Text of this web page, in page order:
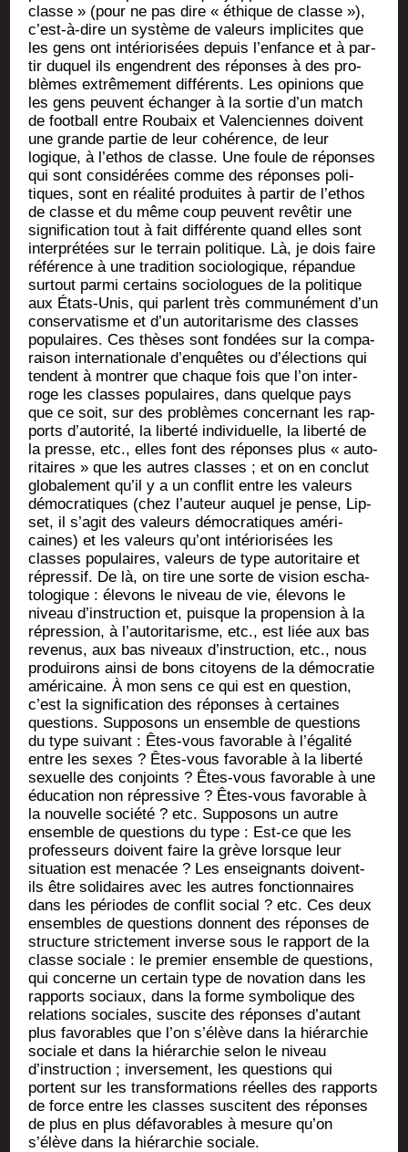
classe » (pour ne pas dire « éthique de classe »),
c’est-à-dire un sys­tème de valeurs impli­cites que
les gens ont inté­rio­ri­sées depuis l’enfance et à par­
tir duquel ils engendrent des réponses à des pro­
blèmes extrê­me­ment dif­fé­rents. Les opi­nions que
les gens peuvent échan­ger à la sor­tie d’un match
de foot­ball entre Rou­baix et Valen­ciennes doivent
une grande par­tie de leur cohé­rence, de leur
logique, à l’ethos de classe. Une foule de réponses
qui sont consi­dé­rées comme des réponses poli­
tiques, sont en réa­li­té pro­duites à par­tir de l’ethos
de classe et du même coup peuvent revê­tir une
signi­fi­ca­tion tout à fait dif­fé­rente quand elles sont
inter­pré­tées sur le ter­rain poli­tique. Là, je dois faire
réfé­rence à une tra­di­tion socio­lo­gique, répan­due
sur­tout par­mi cer­tains socio­logues de la poli­tique
aux États-Unis, qui parlent très com­mu­né­ment d’un
conser­va­tisme et d’un auto­ri­ta­risme des classes
popu­laires. Ces thèses sont fon­dées sur la com­pa­
rai­son inter­na­tio­nale d’enquêtes ou d’élections qui
tendent à mon­trer que chaque fois que l’on inter­
roge les classes popu­laires, dans quelque pays
que ce soit, sur des pro­blèmes concer­nant les rap­
ports d’autorité, la liber­té indi­vi­duelle, la liber­té de
la presse, etc., elles font des réponses plus « auto­
ri­taires » que les autres classes ; et on en conclut
glo­ba­le­ment qu’il y a un conflit entre les valeurs
démo­cra­tiques (chez l’auteur auquel je pense, Lip­
set, il s’agit des valeurs démo­cra­tiques amé­ri­
caines) et les valeurs qu’ont inté­rio­ri­sées les
classes popu­laires, valeurs de type auto­ri­taire et
répres­sif. De là, on tire une sorte de vision escha­
to­lo­gique : éle­vons le niveau de vie, éle­vons le
niveau d’instruction et, puisque la pro­pen­sion à la
répres­sion, à l’autoritarisme, etc., est liée aux bas
reve­nus, aux bas niveaux d’instruction, etc., nous
pro­dui­rons ain­si de bons citoyens de la démo­cra­tie
amé­ri­caine. À mon sens ce qui est en ques­tion,
c’est la signi­fi­ca­tion des réponses à cer­taines
ques­tions. Sup­po­sons un ensemble de ques­tions
du type sui­vant : Êtes-vous favo­rable à l’égalité
entre les sexes ? Êtes-vous favo­rable à la liber­té
sexuelle des conjoints ? Êtes-vous favo­rable à une
édu­ca­tion non répres­sive ? Êtes-vous favo­rable à
la nou­velle socié­té ? etc. Sup­po­sons un autre
ensemble de ques­tions du type : Est-ce que les
pro­fes­seurs doivent faire la grève lorsque leur
situa­tion est mena­cée ? Les ensei­gnants doivent-
ils être soli­daires avec les autres fonc­tion­naires
dans les périodes de conflit social ? etc. Ces deux
ensembles de ques­tions donnent des réponses de
struc­ture stric­te­ment inverse sous le rap­port de la
classe sociale : le pre­mier ensemble de ques­tions,
qui concerne un cer­tain type de nova­tion dans les
rap­ports sociaux, dans la forme sym­bo­lique des
rela­tions sociales, sus­cite des réponses d’autant
plus favo­rables que l’on s’élève dans la hié­rar­chie
sociale et dans la hié­rar­chie selon le niveau
d’instruction ; inver­se­ment, les ques­tions qui
portent sur les trans­for­ma­tions réelles des rap­ports
de force entre les classes sus­citent des réponses
de plus en plus défa­vo­rables à mesure qu’on
s’élève dans la hié­rar­chie sociale.